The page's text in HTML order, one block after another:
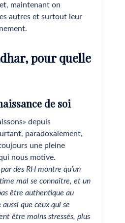
maintenant on
autres et surtout leur
pour quelle
de soi
depuis
paradoxalement,
une pleine
nous motive.
des RH montre qu’un
mal se connaître, et un
être authentique au
que ceux qui se
être moins stressés, plus